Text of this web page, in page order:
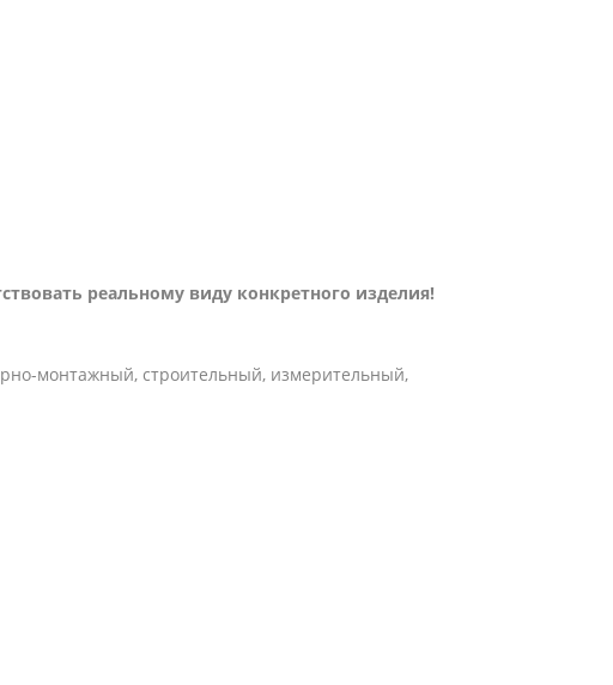
реальному виду конкретного изделия!
монтажный, строительный, измерительный,